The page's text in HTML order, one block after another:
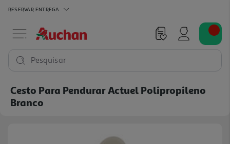
RESERVAR ENTREGA
Pesquisar
Cesto Para Pendurar Actuel Polipropileno
Branco